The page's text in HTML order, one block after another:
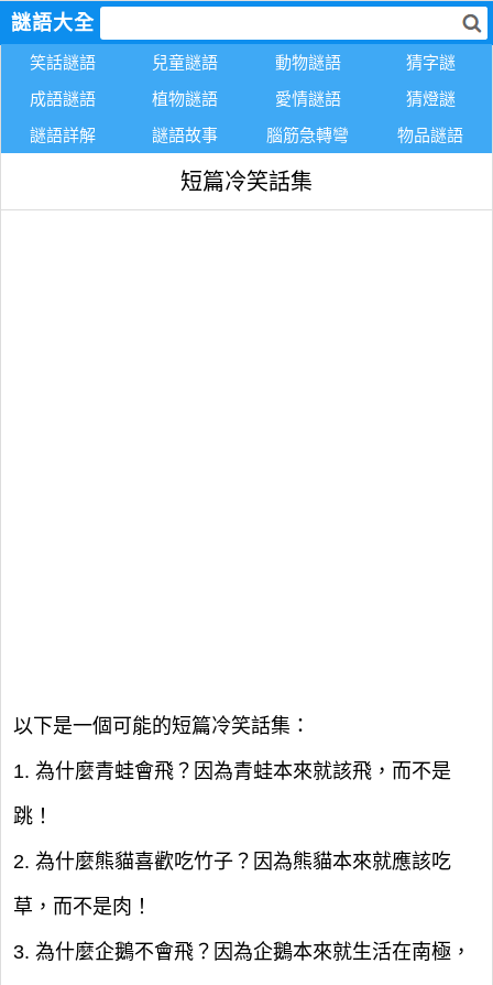
謎語大全
笑話謎語 兒童謎語 動物謎語
猜字謎
成語謎語
植物謎語 愛情謎語
猜燈謎
謎語詳解
謎語故事 腦筋急轉彎 物品謎語
短篇冷笑話集
以下是一個可能的短篇冷笑話集：
1. 為什麼青蛙會飛？因為青蛙本來就該飛，而不是
跳！
2. 為什麼熊貓喜歡吃竹子？因為熊貓本來就應該吃
草，而不是肉！
3. 為什麼企鵝不會飛？因為企鵝本來就生活在南極，